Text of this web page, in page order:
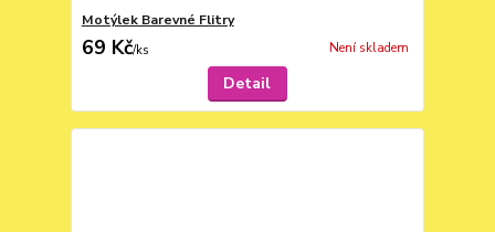
Motýlek Barevné Flitry
69 Kč/ks Není skladem
Detail